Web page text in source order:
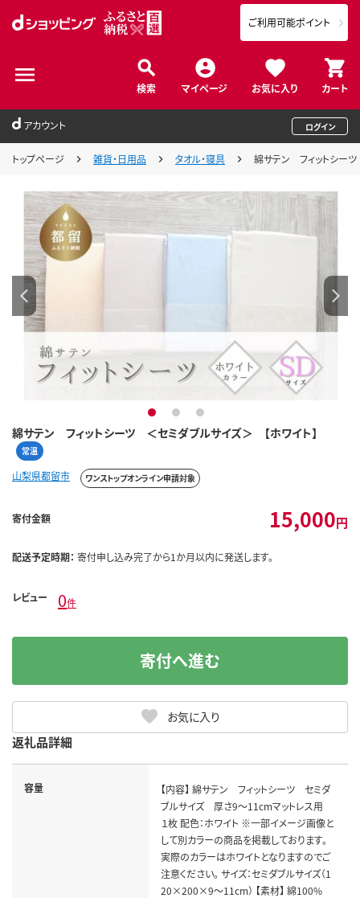
検索 マイページ お気に入り カート
ご利用可能ポイント
アカウント ログイン
トップページ 雑貨・日用品 タオル・寝具 綿サテン フィットシー
綿サテン フィットシーツ ＜セミダブルサイズ＞ 【ホワイト】
常温
1 2 3
山梨県都留市 ワンストップオンライン申請対象
寄付金額 15,000円
配送予定時期： 寄付申し込み完了から1か月以内に発送します。
レビュー 0件
お気に入り
寄付へ進む
返礼品詳細
容量
【内容】 綿サテン フィットシーツ セミダ
ブルサイズ 厚さ9～11cmマットレス用
１枚 配色：ホワイト ※一部イメージ画像と
して別カラーの商品を掲載しております。
実際のカラーはホワイトとなりますのでご
注意ください。 サイズ：セミダブルサイズ（1
20×200×9～11cm） 【素材】 綿100%